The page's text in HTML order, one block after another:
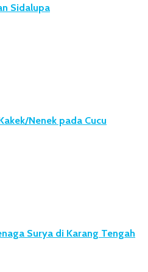
Sidalupa
Nenek pada Cucu
Surya di Karang Tengah